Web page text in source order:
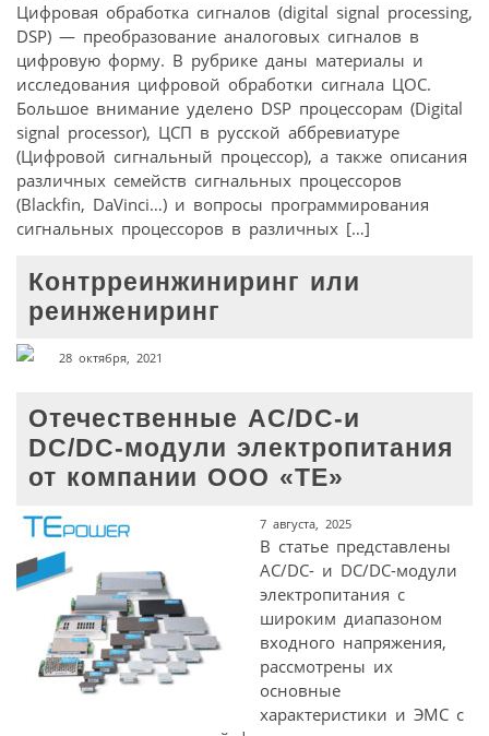
Цифровая обработка сигналов (digital signal processing,
DSP) — преобразование аналоговых сигналов в
цифровую форму. В рубрике даны материалы и
исследования цифровой обработки сигнала ЦОС.
Большое внимание уделено DSP процессорам (Digital
signal processor), ЦСП в русской аббревиатуре
(Цифровой сигнальный процессор), а также описания
различных семейств сигнальных процессоров
(Blackfin, DaVinci…) и вопросы программирования
сигнальных процессоров в различных […]
Контрреинжиниринг или
реинжениринг
28 октября, 2021
Отечественные AC/DC-и
DC/DC-модули электропитания
от компании ООО «ТЕ»
7 августа, 2025
В статье представлены
AC/DC- и DC/DC-модули
электропитания с
широким диапазоном
входного напряжения,
рассмотрены их
основные
характеристики и ЭМС с